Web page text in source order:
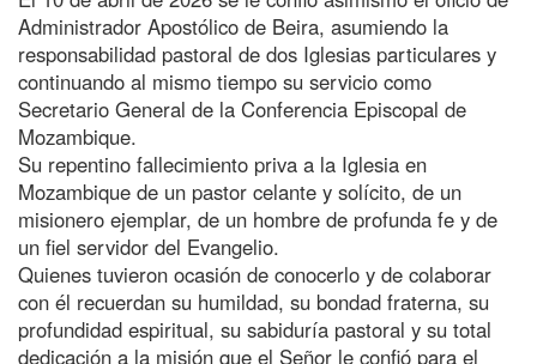
Administrador Apostólico de Beira, asumiendo la
responsabilidad pastoral de dos Iglesias particulares y
continuando al mismo tiempo su servicio como
Secretario General de la Conferencia Episcopal de
Mozambique.
Su repentino fallecimiento priva a la Iglesia en
Mozambique de un pastor celante y solícito, de un
misionero ejemplar, de un hombre de profunda fe y de
un fiel servidor del Evangelio.
Quienes tuvieron ocasión de conocerlo y de colaborar
con él recuerdan su humildad, su bondad fraterna, su
profundidad espiritual, su sabiduría pastoral y su total
dedicación a la misión que el Señor le confió para el